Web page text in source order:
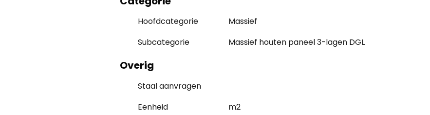
Hoofdcategorie
Massief
Subcategorie
Massief houten paneel 3-lagen DGL
Overig
Staal aanvragen
Eenheid
m2